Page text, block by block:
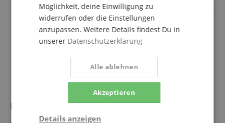
Lewitt LCT 240 PRO Standard
Möglichkeit, deine Einwilligung zu
widerrufen oder die Einstellungen
anzupassen. Weitere Details findest Du in
unserer Datenschutzerklärung
Akzeptieren
Alle ablehnen
Details anzeigen